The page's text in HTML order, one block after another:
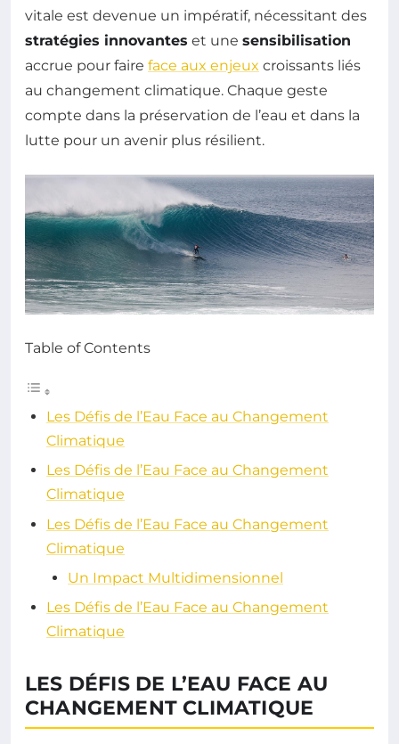
vitale est devenue un impératif, nécessitant des
stratégies innovantes et une sensibilisation
accrue pour faire face aux enjeux croissants liés
au changement climatique. Chaque geste
compte dans la préservation de l’eau et dans la
lutte pour un avenir plus résilient.
Table of Contents
Les Défis de l’Eau Face au Changement
Climatique
Les Défis de l’Eau Face au Changement
Climatique
Les Défis de l’Eau Face au Changement
Climatique
Un Impact Multidimensionnel
Les Défis de l’Eau Face au Changement
Climatique
LES DÉFIS DE L’EAU FACE AU
CHANGEMENT CLIMATIQUE